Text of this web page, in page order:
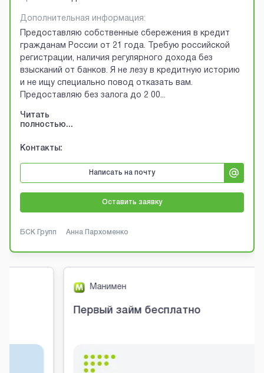
Дополнительная информация:
Предоставляю собственные сбережения в кредит
гражданам России от 21 года. Требую российской
регистрации, наличия регулярного дохода без
взысканий от банков. Я не лезу в кредитную историю
и не ищу специально повод отказать вам.
Предоставляю без залога до 2 00...
Читать
полностью...
Контакты:
Написать на почту
Оставить заявку
БСК Групп Анна Пархоменко
Манимен
Первый займ бесплатно